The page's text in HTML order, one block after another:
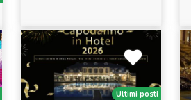
Ultimi posti